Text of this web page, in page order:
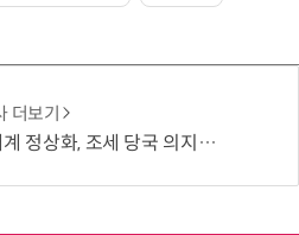
더보기
상화, 조세 당국 의지에 달렸다